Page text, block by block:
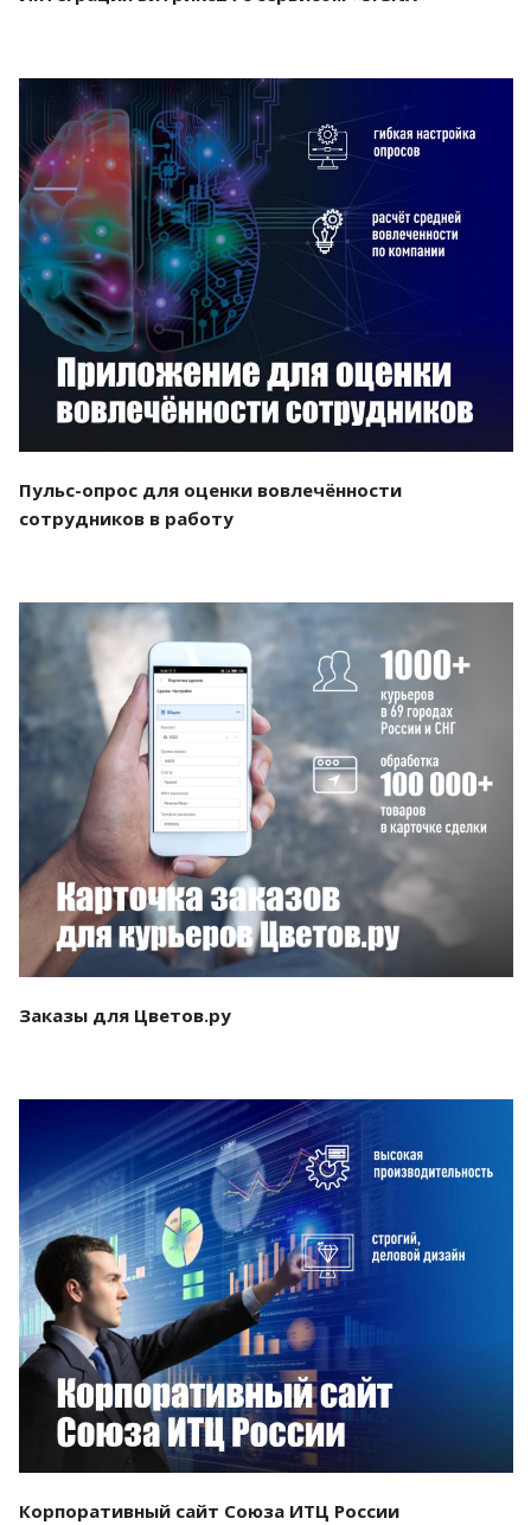
Смотреть проект
Пульс-опрос для оценки вовлечённости
сотрудников в работу
Смотреть проект
Заказы для Цветов.ру
Смотреть проект
Корпоративный сайт Союза ИТЦ России